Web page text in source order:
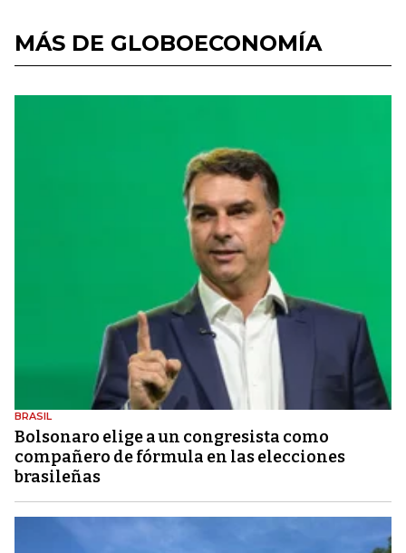
MÁS DE GLOBOECONOMÍA
BRASIL
Bolsonaro elige a un congresista como
compañero de fórmula en las elecciones
brasileñas